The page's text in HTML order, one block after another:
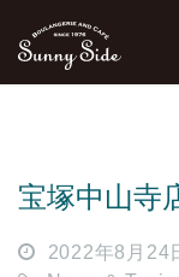
宝塚中山
2022年8月24